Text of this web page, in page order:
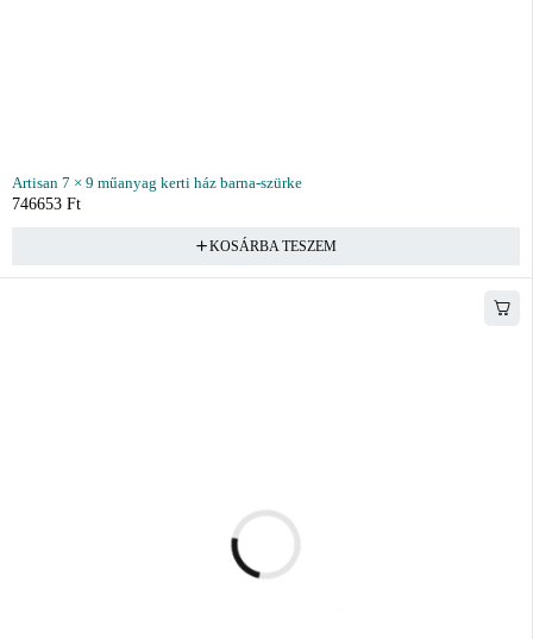
Artisan 7 × 9 műanyag kerti ház barna-szürke
746653 Ft
KOSÁRBA TESZEM